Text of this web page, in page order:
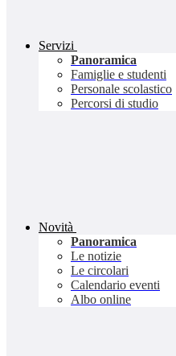
Servizi
Panoramica
Famiglie e studenti
Personale scolastico
Percorsi di studio
Novità
Panoramica
Le notizie
Le circolari
Calendario eventi
Albo online